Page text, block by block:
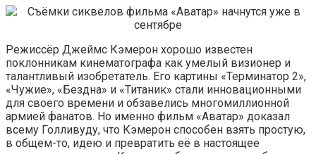
Режиссёр Джеймс Кэмерон хорошо известен
поклонникам кинематографа как умелый визионер и
талантливый изобретатель. Его картины «Терминатор 2»,
«Чужие», «Бездна» и «Титаник» стали инновационными
для своего времени и обзавелись многомиллионной
армией фанатов. Но именно фильм «Аватар» доказал
всему Голливуду, что Кэмерон способен взять простую,
в общем-то, идею и превратить её в настоящее